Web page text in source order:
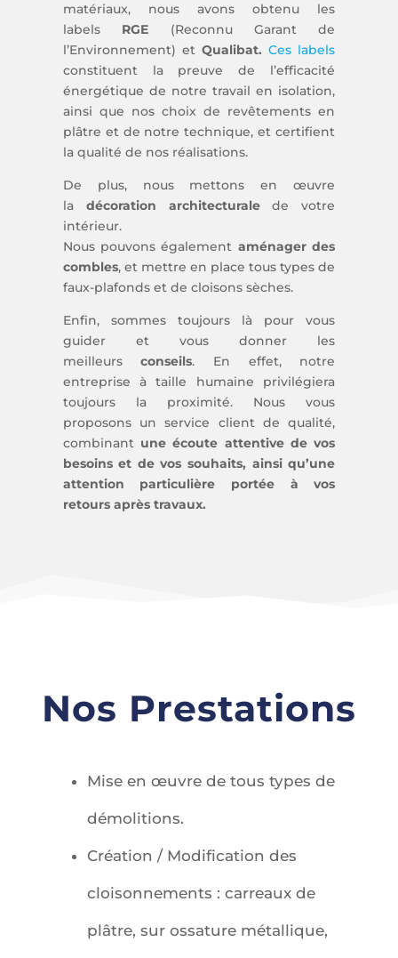
matériaux, nous avons obtenu les
labels RGE (Reconnu Garant de
l’Environnement) et Qualibat. Ces labels
constituent la preuve de l’efficacité
énergétique de notre travail en isolation,
ainsi que nos choix de revêtements en
plâtre et de notre technique, et certifient
la qualité de nos réalisations.
De plus, nous mettons en œuvre
la décoration architecturalede votre
intérieur.
Nous pouvons également aménager des
combles, et mettre en place tous types de
faux-plafonds et de cloisons sèches.
Enfin, sommes toujours là pour vous
guider et vous donner les
meilleursconseils. En effet, notre
entreprise à taille humaine privilégiera
toujours la proximité. Nous vous
proposons un service client de qualité,
combinant une écoute attentive de vos
besoins et de vos souhaits, ainsi qu’une
attention particulière portée à vos
retours après travaux.
Nos Prestations
Mise en œuvre de tous types de
démolitions.
Création / Modification des
cloisonnements : carreaux de
plâtre, sur ossature métallique,